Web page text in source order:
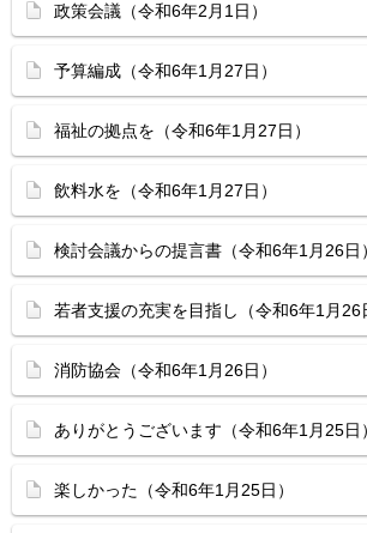
政策会議（令和6年2月1日）
予算編成（令和6年1月27日）
福祉の拠点を（令和6年1月27日）
飲料水を（令和6年1月27日）
検討会議からの提言書（令和6年1月26日）
若者支援の充実を目指し（令和6年1月26
消防協会（令和6年1月26日）
ありがとうございます（令和6年1月25日）
楽しかった（令和6年1月25日）